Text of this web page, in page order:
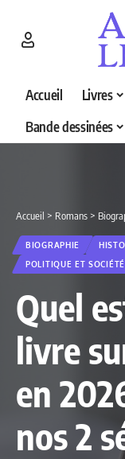
Accueil Livres
Bande dessinées
Accueil > Romans >
BIOGRAPHIE
POLITIQUE ET SOCIÉTÉ
Quel
livre
en
nos 2